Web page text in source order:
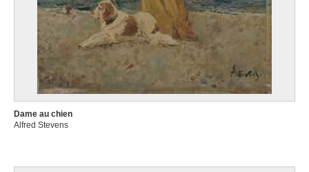
Dame au chien
Alfred Stevens